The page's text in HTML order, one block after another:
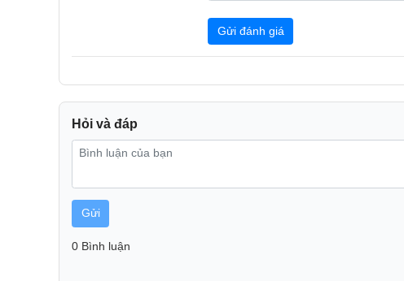
Thiết kế nhỏ gọn, dung tích 2,5L phù hợp gia đình ít
Màu sắc trang nhã cùng kiểu dáng hiện đại giúp sản
gian bếp khác nhau.
Gửi đánh giá
Hỏi và đáp
Gửi
0 Bình luận